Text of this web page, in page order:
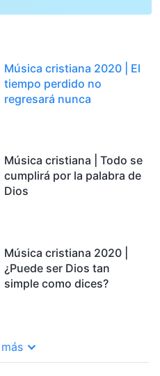
Música cristiana 2020 | El
tiempo perdido no
regresará nunca
Música cristiana | Todo se
cumplirá por la palabra de
Dios
Música cristiana 2020 |
¿Puede ser Dios tan
simple como dices?